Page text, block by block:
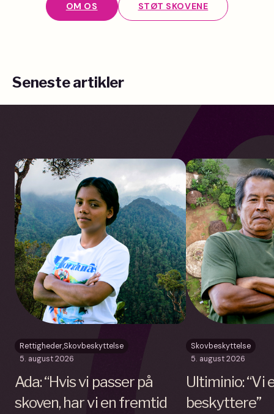
OM OS STØT SKOVENE
Seneste artikler
Rettigheder,Skovbeskyttelse
5. august 2026
Ada: “Hvis vi passer på
skoven, har vi en fremtid
Skovbeskyttelse
5. august 2026
Ultiminio: “Vi
beskyttere”